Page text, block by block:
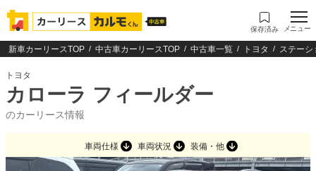
保存済み メニュー
新車カーリースTOP 中古車カーリースTOP 中古車一覧 トヨタ ステーシ
トヨタ
カローラ フィールダー
のカーリース情報
車両仕様 車両状況 装備・他